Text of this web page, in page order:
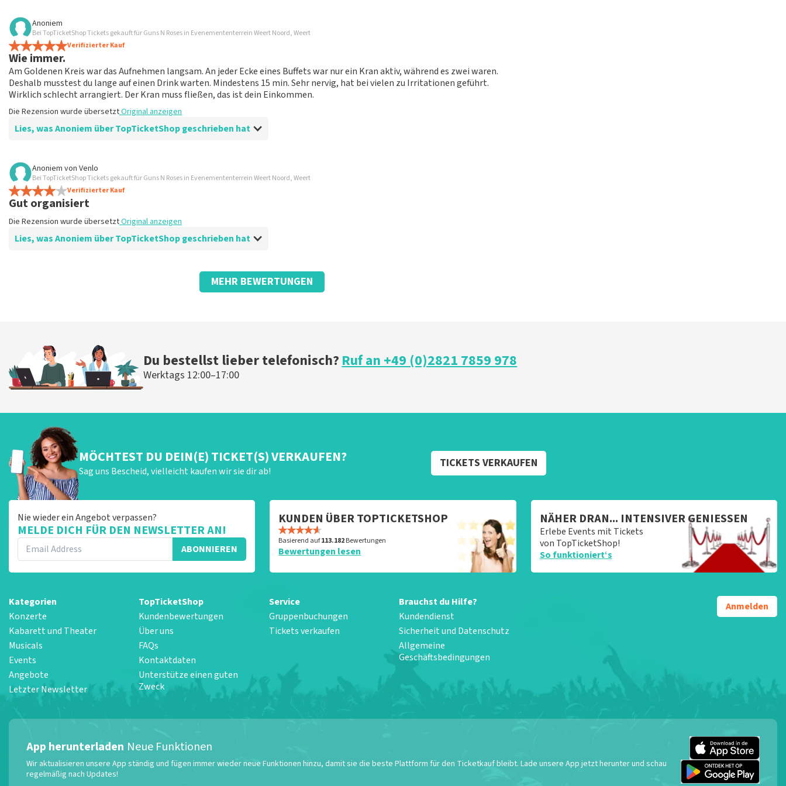
Bewertung von Mieke broens über
Läuft ohne Probleme
10
Die Rezension wurde übersetzt
Anoniem
Bei TopTicketShop Tickets gekauft für Guns N Roses in Evenemententerrein Weert Noord, Weert
Verifizierter Kauf
Wie immer.
Am Goldenen Kreis war das Aufnehmen langsam. An jeder Ecke eines Buffets war nur ein Kran aktiv, während es zwei waren.
Deshalb musstest du lange auf einen Drink warten. Mindestens 15 min. Sehr nervig, hat bei vielen zu Irritationen geführt.
Wirklich schlecht arrangiert. Der Kran muss fließen, das ist dein Einkommen.
Die Rezension wurde übersetztOriginal anzeigen
Lies, was Anoniem über TopTicketShop geschrieben hat
Bewertung von Anoniem über
Gut, aber etwas teurer
gut
Die Rezension wurde übersetzt
Anoniem von Venlo
Bei TopTicketShop Tickets gekauft für Guns N Roses in Evenemententerrein Weert Noord, Weert
Verifizierter Kauf
Gut organisiert
Die Rezension wurde übersetztOriginal anzeigen
Lies, was Anoniem über TopTicketShop geschrieben hat
MEHR BEWERTUNGEN
Du bestellst lieber telefonisch?Ruf an +49 (0)2821 7859 978
Werktags 12:00–17:00
MÖCHTEST DU DEIN(E) TICKET(S) VERKAUFEN?
Sag uns Bescheid, vielleicht kaufen wir sie dir ab!
TICKETS VERKAUFEN
Nie wieder ein Angebot verpassen?
MELDE DICH FÜR DEN NEWSLETTER AN!
ABONNIEREN
KUNDEN ÜBER TOPTICKETSHOP
Basierend auf113.182Bewertungen
Bewertungen lesen
NÄHER DRAN... INTENSIVER GENIESSEN
Erlebe Events mit Tickets
von TopTicketShop!
So funktioniert‘s
Kategorien
Konzerte
Kabarett und Theater
Musicals
Events
Angebote
Letzter Newsletter
TopTicketShop
Kundenbewertungen
Über uns
FAQs
Kontaktdaten
Unterstütze einen guten
Zweck
Service
Gruppenbuchungen
Tickets verkaufen
Brauchst du Hilfe?
Kundendienst
Sicherheit und Datenschutz
Allgemeine
Geschäftsbedingungen
Anmelden
App herunterladen Neue Funktionen
Wir aktualisieren unsere App ständig und fügen immer wieder neue Funktionen hinzu, damit sie die beste Plattform für den Ticketkauf bleibt. Lade unsere App jetzt herunter und schau
regelmäßig nach Updates!